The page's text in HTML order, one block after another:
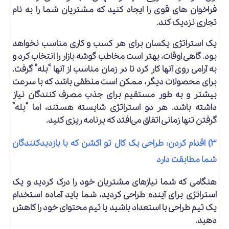
فراخوان های قوی را ایجاد کنید که مشتریان شما را به نام
تجاری نزدیک کند.
یک استراتژی یکسان برای هر کسب و کاری مناسب نخواهد
بود. گاهی اوقات، بهتر است مخاطب گوشه بازار را انتخاب کرد و
به آرامی روی آنها کار کرد تا در زمان مناسب از آنها “بله” گرفت.
برای محصولات دیگر، ممکن است منطقی باشد که با سرعت
بیشتر و به طور مستقیم برای جذب مصرف کنندگان نیاز
داشته باشد. هر دو استراتژی شایسته هستند، اما “بله”
گرفتن تنها زمانی اتفاق می‌افتد که برنامه ریزی کنید.
۳) اقدام کردن: طراحی یک کال تو اکشن که با بازدیدکنندگان
شما مطابقت دارد
هنگامی که شما نیازهای مشتریان خود را درک کردید و یک
استراتژی برای آینده طراحی کردید، شما باید آماده استخدام
یک تیم طراحی با استعداد باشید یا تیم محتوای خود را کاهش
دهید.